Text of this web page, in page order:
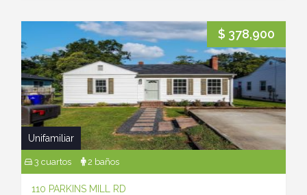
$ 378,900
Unifamiliar
3 cuartos 2 baños
110 PARKINS MILL RD